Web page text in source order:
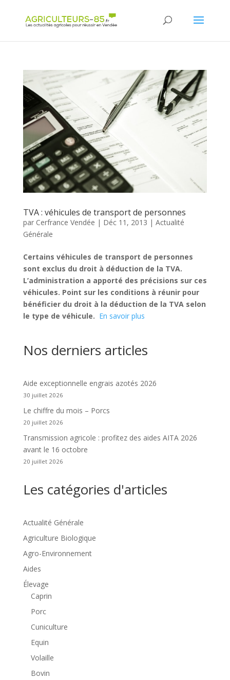
TVA : véhicules de transport de personnes
par Cerfrance Vendée | Déc 11, 2013 | Actualité
Générale
Certains véhicules de transport de personnes
sont exclus du droit à déduction de la TVA.
L’administration a apporté des précisions sur ces
véhicules. Point sur les conditions à réunir pour
bénéficier du droit à la déduction de la TVA selon
le type de véhicule. En savoir plus
Nos derniers articles
Aide exceptionnelle engrais azotés 2026
30 juillet 2026
Le chiffre du mois – Porcs
20 juillet 2026
Transmission agricole : profitez des aides AITA 2026
avant le 16 octobre
20 juillet 2026
Les catégories d'articles
Actualité Générale
Agriculture Biologique
Agro-Environnement
Aides
Élevage
Caprin
Porc
Cuniculture
Equin
Volaille
Bovin